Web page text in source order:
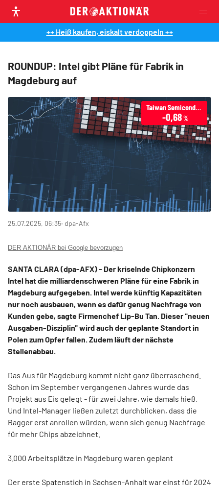
++ Heiß kaufen, eiskalt verdoppeln ++
ROUNDUP: Intel gibt Pläne für Fabrik in
Magdeburg auf
Taiwan Semiconductor Manufacturing Co Ltd
-0,68 %
25.07.2025, 06:35‧ dpa-Afx
DER AKTIONÄR bei Google bevorzugen
SANTA CLARA (dpa-AFX) - Der kriselnde Chipkonzern
Intel hat die milliardenschweren Pläne für eine Fabrik in
Magdeburg aufgegeben. Intel werde künftig Kapazitäten
nur noch ausbauen, wenn es dafür genug Nachfrage von
Kunden gebe, sagte Firmenchef Lip-Bu Tan. Dieser "neuen
Ausgaben-Disziplin" wird auch der geplante Standort in
Polen zum Opfer fallen. Zudem läuft der nächste
Stellenabbau.
Das Aus für Magdeburg kommt nicht ganz überraschend.
Schon im September vergangenen Jahres wurde das
Projekt aus Eis gelegt - für zwei Jahre, wie damals hieß.
Und Intel-Manager ließen zuletzt durchblicken, dass die
Bagger erst anrollen würden, wenn sich genug Nachfrage
für mehr Chips abzeichnet.
3.000 Arbeitsplätze in Magdeburg waren geplant
Der erste Spatenstich in Sachsen-Anhalt war einst für 2024